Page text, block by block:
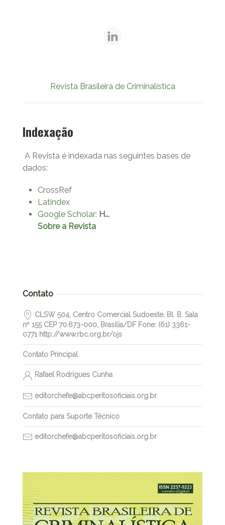
Revista Brasileira de Criminalística
Indexação
A Revista é indexada nas seguintes bases de
dados:
CrossRef
Latindex
Google Scholar: H...
Sobre a Revista
Contato
CLSW 504, Centro Comercial Sudoeste, Bl. B, Sala
nº 155 CEP 70.673-000, Brasilia/DF Fone: (61) 3361-
0771 http://www.rbc.org.br/ojs
Contato Principal
Rafael Rodrigues Cunha
editorchefe@abcperitosoficiais.org.br
Contato para Suporte Técnico
editorchefe@abcperitosoficiais.org.br